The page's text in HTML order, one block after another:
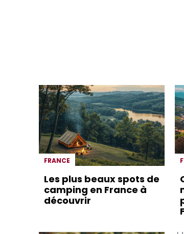
FRANCE
Les plus beaux spots de
camping en France à
découvrir